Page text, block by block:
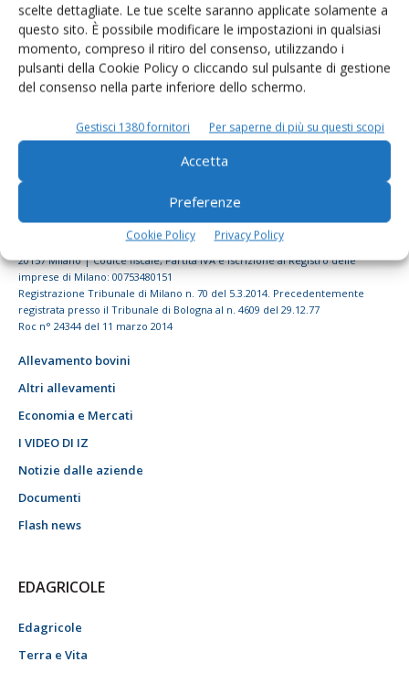
scelte dettagliate. Le tue scelte saranno applicate solamente a
questo sito. È possibile modificare le impostazioni in qualsiasi
momento, compreso il ritiro del consenso, utilizzando i
pulsanti della Cookie Policy o cliccando sul pulsante di gestione
del consenso nella parte inferiore dello schermo.
Gestisci 1380 fornitori Per saperne di più su questi scopi
Accetta
Preferenze
Cookie Policy Privacy Policy
© Tecniche Nuove Spa. Tutti i diritti riservati. Sede legale Via Eritrea 21 -
20157 Milano | Codice fiscale, Partita IVA e Iscrizione al Registro delle
imprese di Milano: 00753480151
Registrazione Tribunale di Milano n. 70 del 5.3.2014. Precedentemente
registrata presso il Tribunale di Bologna al n. 4609 del 29.12.77
Roc n° 24344 del 11 marzo 2014
Allevamento bovini
Altri allevamenti
Economia e Mercati
I VIDEO DI IZ
Notizie dalle aziende
Documenti
Flash news
EDAGRICOLE
Edagricole
Terra e Vita